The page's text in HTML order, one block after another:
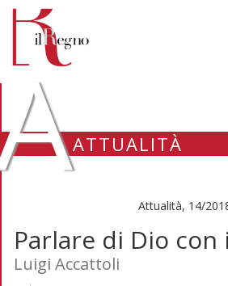
ATTUALITÀ
Attualità, 14/
Parlare di Dio
Luigi Accattoli